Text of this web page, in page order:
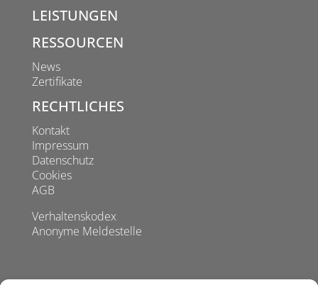
LEISTUNGEN
RESSOURCEN
News
Zertifikate
RECHTLICHES
Kontakt
Impressum
Datenschutz
Cookies
AGB
Verhaltenskodex
Anonyme Meldestelle